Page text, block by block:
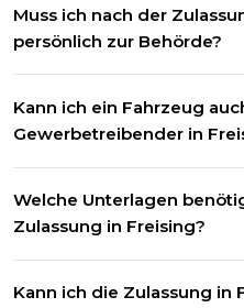
Muss ich nach der
persönlich zur Behörde?
Kann ich ein Fahrzeug
Gewerbetreibender in
Welche Unterlagen
Zulassung in Freising?
Kann ich die Zulassung in